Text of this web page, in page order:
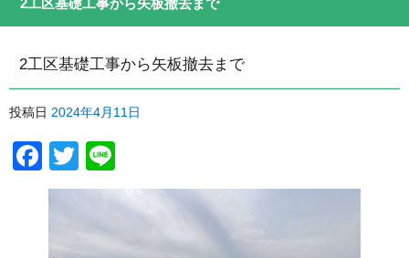
2工区基礎工事から矢板撤去まで
2工区基礎工事から矢板撤去まで
投稿日 2024年4月11日
Facebook
Twitter